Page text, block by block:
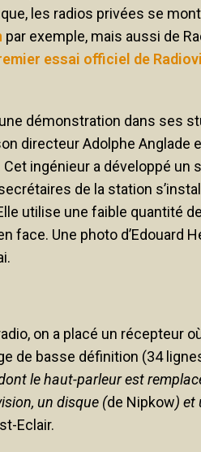
les radios privées se
par exemple, mais aussi de
essai officiel de
démonstration dans ses
directeur Adolphe Anglade
Cet ingénieur a développé un
de la station
utilise une faible quantité
face. Une photo d’Edouard
on a placé un récepteur
de basse définition (34
le haut-parleur est
un disque (de Nipkow) et
Eclair.